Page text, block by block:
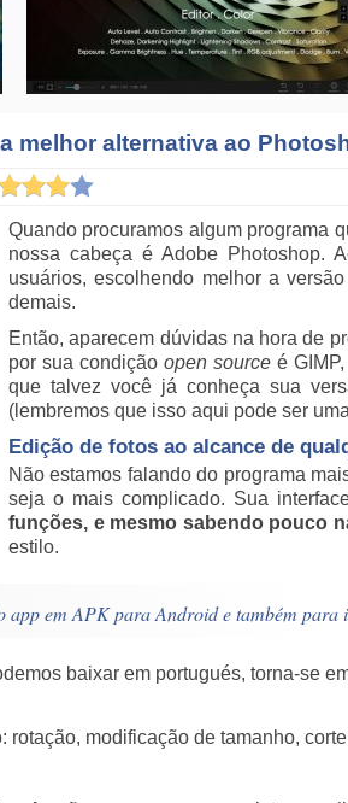
melhor alternativa ao
Quando procuramos algum programa
nossa cabeça é Adobe Photoshop.
usuários, escolhendo melhor a
demais.
Então, aparecem dúvidas na hora de
por sua condição open source é
que talvez você já conheça sua
(lembremos que isso aqui pode ser
Edição de fotos ao alcance de
Não estamos falando do programa
seja o mais complicado. Sua
funções, e mesmo sabendo pouco
estilo.
app em APK para Android e também para
baixar em portugués, torna-se
modificação de tamanho,